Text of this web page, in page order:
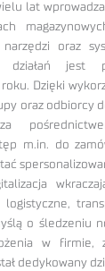
lat
oraz
działań jest
Dzięki
oraz odbiorcy
m.in. do
logistyczne,
o śledzeniu
w firmie,
dedykowany